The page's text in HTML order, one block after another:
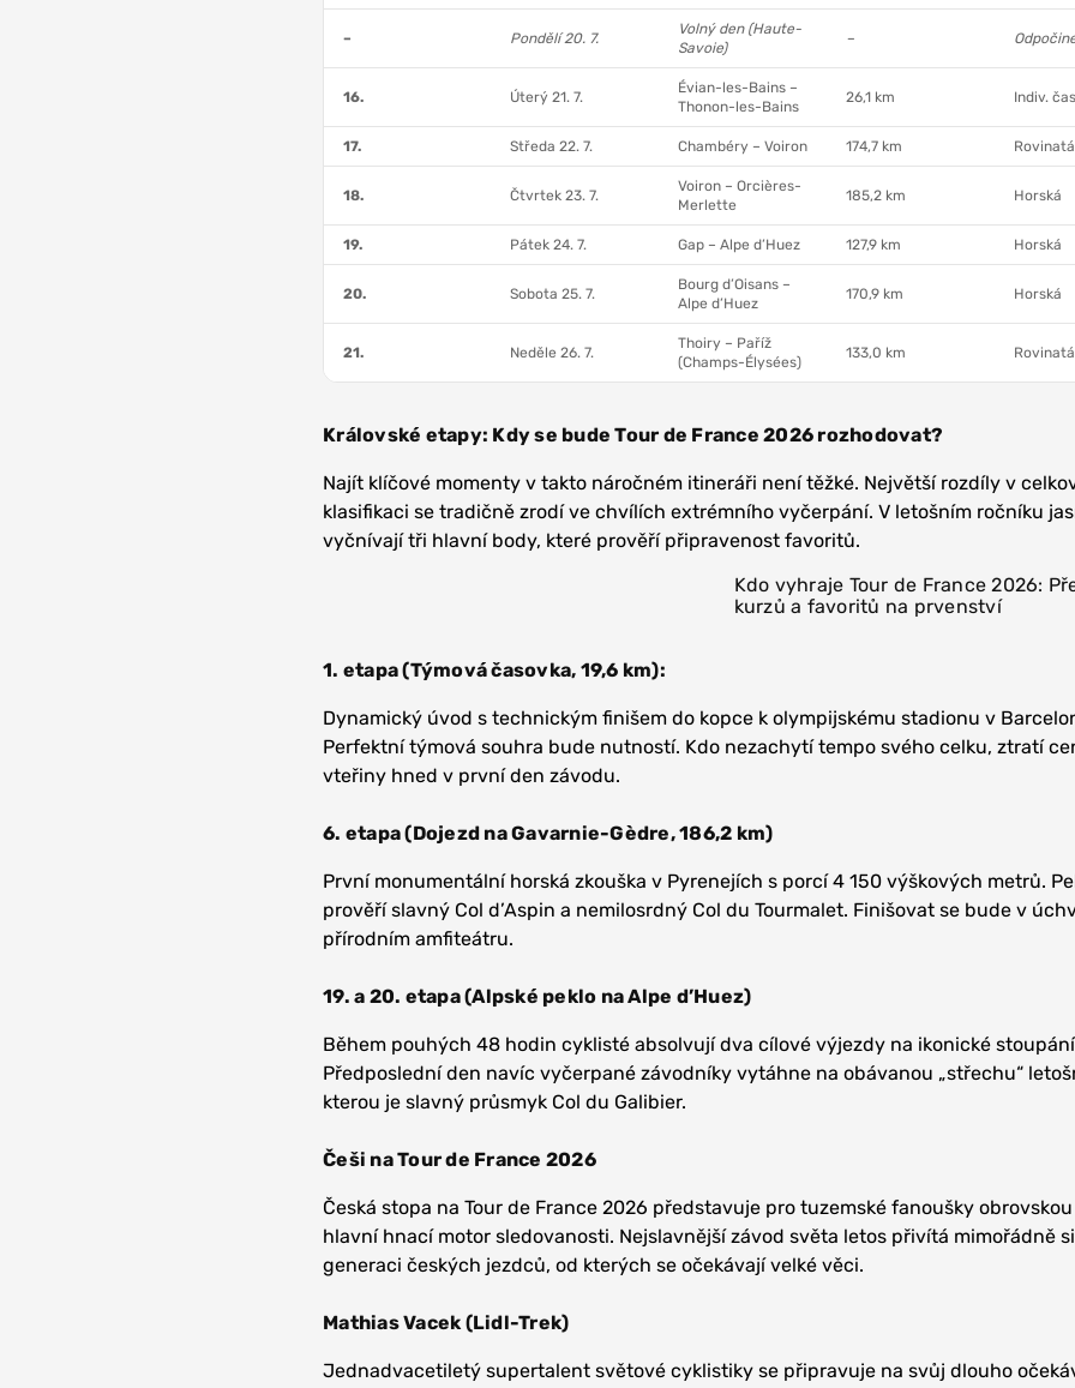
– Pondělí 20. 7.
Volný den (Haute-
Savoie)
–
16. Úterý 21. 7.
Évian-les-Bains –
Thonon-les-Bains
26,1 km Indiv.
17. Středa 22. 7. Chambéry – Voiron 174,7 km Rovinatá
18. Čtvrtek 23. 7.
Voiron – Orcières-
Merlette
185,2 km Horská
19. Pátek 24. 7. Gap – Alpe d’Huez 127,9 km Horská
20. Sobota 25. 7.
Bourg d’Oisans –
Alpe d’Huez
170,9 km Horská
21. Neděle 26. 7.
Thoiry – Paříž
(Champs-Élysées)
133,0 km Rovinatá
Královské etapy: Kdy se bude Tour de France 2026 rozhodovat?
Najít klíčové momenty v takto náročném itineráři není těžké. Největší rozdíly v
klasifikaci se tradičně zrodí ve chvílích extrémního vyčerpání. V letošním ročníku
vyčnívají tři hlavní body, které prověří připravenost favoritů.
Kdo vyhraje Tour de France 2026:
kurzů a favoritů na prvenství
1. etapa (Týmová časovka, 19,6 km):
Dynamický úvod s technickým finišem do kopce k olympijskému stadionu v
Perfektní týmová souhra bude nutností. Kdo nezachytí tempo svého celku, ztratí
vteřiny hned v první den závodu.
6. etapa (Dojezd na Gavarnie-Gèdre, 186,2 km)
První monumentální horská zkouška v Pyrenejích s porcí 4 150 výškových metrů.
prověří slavný Col d’Aspin a nemilosrdný Col du Tourmalet. Finišovat se bude v
přírodním amfiteátru.
19. a 20. etapa (Alpské peklo na Alpe d’Huez)
Během pouhých 48 hodin cyklisté absolvují dva cílové výjezdy na ikonické
Předposlední den navíc vyčerpané závodníky vytáhne na obávanou „střechu“
kterou je slavný průsmyk Col du Galibier.
Češi na Tour de France 2026
Česká stopa na Tour de France 2026 představuje pro tuzemské fanoušky
hlavní hnací motor sledovanosti. Nejslavnější závod světa letos přivítá mimořádně
generaci českých jezdců, od kterých se očekávají velké věci.
Mathias Vacek (Lidl-Trek)
Jednadvacetiletý supertalent světové cyklistiky se připravuje na svůj dlouho